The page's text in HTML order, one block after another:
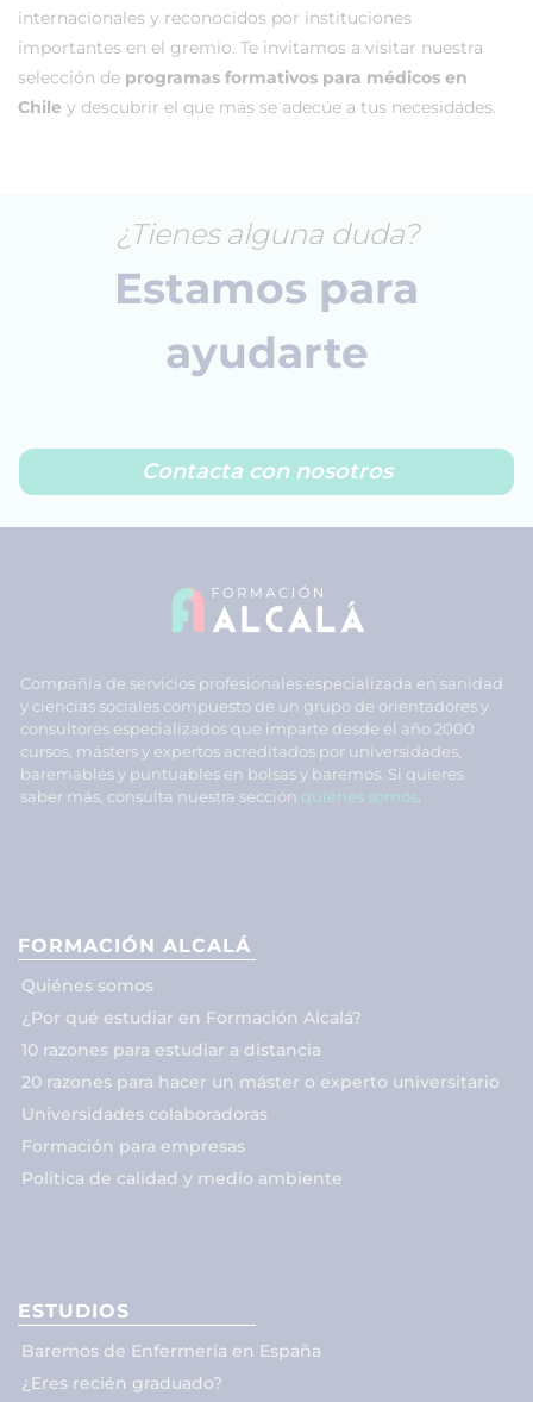
internacionales y reconocidos por instituciones
importantes en el gremio. Te invitamos a visitar nuestra
selección de programas formativos para médicos en
Chile y descubrir el que más se adecúe a tus necesidades.
¿Tienes alguna duda?
Estamos para
ayudarte
Contacta con nosotros
Compañía de servicios profesionales especializada en sanidad
y ciencias sociales compuesto de un grupo de orientadores y
consultores especializados que imparte desde el año 2000
cursos, másters y expertos acreditados por universidades,
baremables y puntuables en bolsas y baremos. Si quieres
saber más, consulta nuestra sección quiénes somos
FORMACIÓN ALCALÁ
Quiénes somos
¿Por qué estudiar en Formación Alcalá?
10 razones para estudiar a distancia
20 razones para hacer un máster o experto universitario
Universidades colaboradoras
Formación para empresas
Política de calidad y medio ambiente
ESTUDIOS
Baremos de Enfermería en España
¿Eres recién graduado?